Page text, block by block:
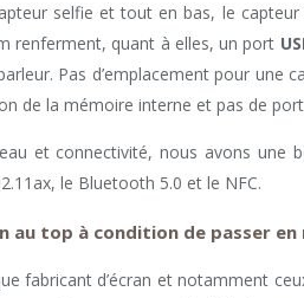
selfie et tout en bas, le capteur
renferment, quant à elles, un port
Pas d’emplacement pour une
de la mémoire interne et pas de
et connectivité, nous avons une
le Bluetooth 5.0 et le NFC.
au top à condition de passer
fabricant d’écran et notamment